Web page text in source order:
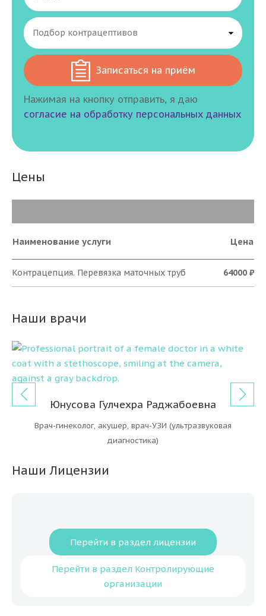
Записаться на приём
Нажимая на кнопку отправить, я даю
согласие на обработку персональных данных
Цены
Наименование услуги Цена
Контрацепция. Перевязка маточных труб 64000 ₽
Наши врачи
Юнусова Гулчехра Раджабоевна
Врач-гинеколог, акушер, врач-УЗИ (ультразвуковая
диагностика)
Наши Лицензии
Перейти в раздел лицензии
Перейти в раздел Контролирующие
организации